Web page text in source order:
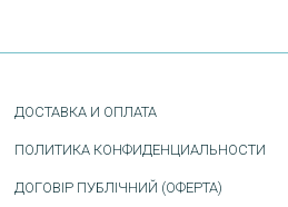
ДОСТАВКА И ОПЛАТА
ПОЛИТИКА КОНФИДЕНЦИАЛЬНОСТИ
ДОГОВІР ПУБЛІЧНИЙ (ОФЕРТА)